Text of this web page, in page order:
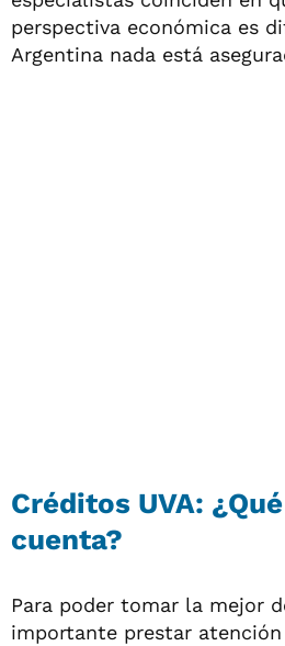
perspectiva económica es
Argentina nada está
Créditos UVA:
cuenta?
Para poder tomar la mejor
importante prestar